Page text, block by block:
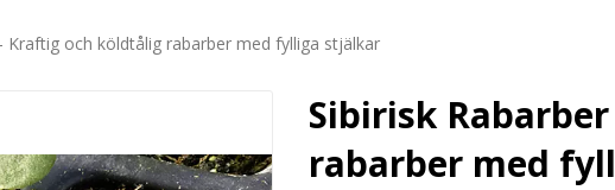
Kraftig och köldtålig rabarber med fylliga stjälkar
Sibirisk
rabarber med